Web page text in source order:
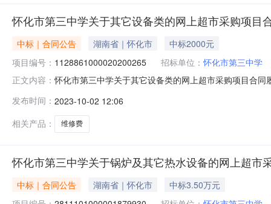
怀化市第三中学关于其它设备类的网上超市采购项目
中标｜合同公告 湖南省｜怀化市
中标2000元
项目编号： 1128861000020200265 招标单位： 怀化市第三中学
正文内容： 怀化市第三中学关于其它设备类的网上超市采购项目合
格型号\技术标准验收结果备注1维修费12000.0图形品牌
发布时间： 2023-10-02 12:06
相关产品：
维修费
怀化市第三中学关于锅炉及其它热水设备的网上超市
中标｜合同公告 湖南省｜怀化市
中标3.50万元